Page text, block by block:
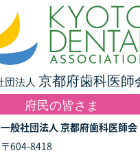
一般社団法人 京都府歯科医師会
〒604-8418